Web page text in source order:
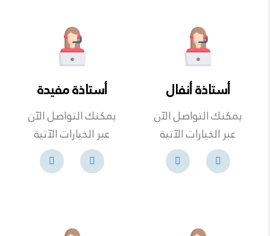
أستاذة أنفال
يمكنك التواصل الآن
عبر الخيارات الآتية
أستاذة مفيدة
يمكنك التواصل الآن
عبر الخيارات الآتية